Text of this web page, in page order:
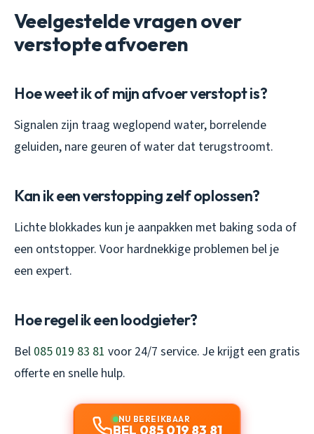
Veelgestelde vragen over
verstopte afvoeren
Hoe weet ik of mijn afvoer verstopt is?
Signalen zijn traag weglopend water, borrelende
geluiden, nare geuren of water dat terugstroomt.
Kan ik een verstopping zelf oplossen?
Lichte blokkades kun je aanpakken met baking soda of
een ontstopper. Voor hardnekkige problemen bel je
een expert.
Hoe regel ik een loodgieter?
Bel 085 019 83 81 voor 24/7 service. Je krijgt een gratis
offerte en snelle hulp.
NU BEREIKBAAR
BEL 085 019 83 81